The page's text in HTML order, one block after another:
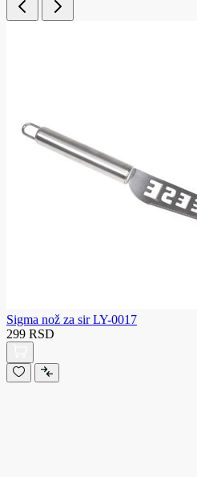
Sigma nož za sir LY-0017
299 RSD